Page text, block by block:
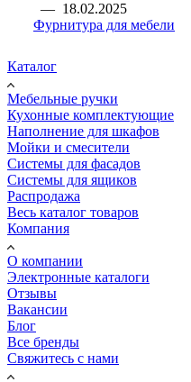
— 18.02.2025
Фурнитура для мебели
Каталог
Мебельные ручки
Кухонные комплектующие
Наполнение для шкафов
Мойки и смесители
Системы для фасадов
Системы для ящиков
Распродажа
Весь каталог товаров
Компания
О компании
Электронные каталоги
Отзывы
Вакансии
Блог
Все бренды
Свяжитесь с нами